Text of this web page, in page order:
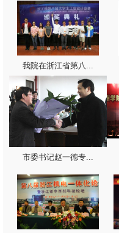
我院在浙江省第八...
市委书记赵一德专...